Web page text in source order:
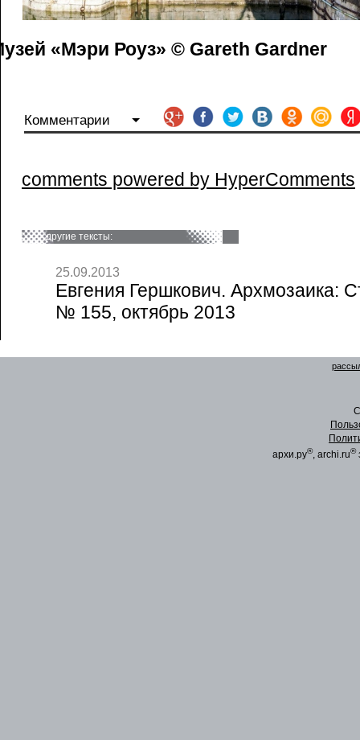
«Мэри Роуз» © Gareth Gardner
Комментарии
comments powered by HyperComments
другие тексты:
25.09.2013
Евгения Гершкович. Архмозаика:
№ 155, октябрь 2013
архи.ру®, archi.ru®